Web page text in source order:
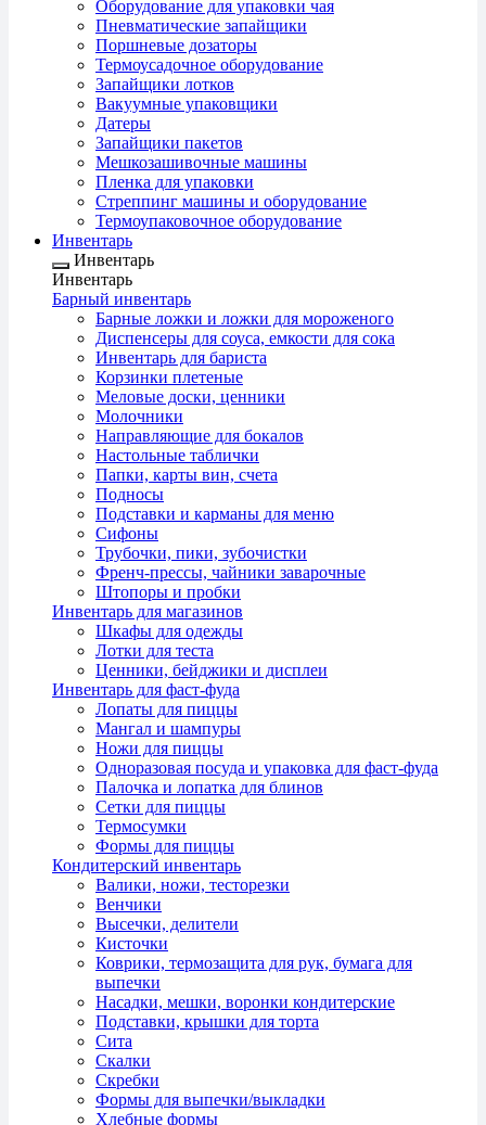
Оборудование для упаковки чая
Пневматические запайщики
Поршневые дозаторы
Термоусадочное оборудование
Запайщики лотков
Вакуумные упаковщики
Датеры
Запайщики пакетов
Мешкозашивочные машины
Пленка для упаковки
Стреппинг машины и оборудование
Термоупаковочное оборудование
Инвентарь
Инвентарь
Инвентарь
Барный инвентарь
Барные ложки и ложки для мороженого
Диспенсеры для соуса, емкости для сока
Инвентарь для бариста
Корзинки плетеные
Меловые доски, ценники
Молочники
Направляющие для бокалов
Настольные таблички
Папки, карты вин, счета
Подносы
Подставки и карманы для меню
Сифоны
Трубочки, пики, зубочистки
Френч-прессы, чайники заварочные
Штопоры и пробки
Инвентарь для магазинов
Шкафы для одежды
Лотки для теста
Ценники, бейджики и дисплеи
Инвентарь для фаст-фуда
Лопаты для пиццы
Мангал и шампуры
Ножи для пиццы
Одноразовая посуда и упаковка для фаст-фуда
Палочка и лопатка для блинов
Сетки для пиццы
Термосумки
Формы для пиццы
Кондитерский инвентарь
Валики, ножи, тесторезки
Венчики
Высечки, делители
Кисточки
Коврики, термозащита для рук, бумага для
выпечки
Насадки, мешки, воронки кондитерские
Подставки, крышки для торта
Сита
Скалки
Скребки
Формы для выпечки/выкладки
Хлебные формы